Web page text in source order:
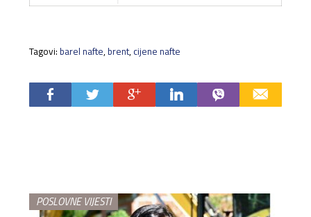
Tagovi:barel nafte,brent, cijene nafte
POSLOVNE VIJESTI